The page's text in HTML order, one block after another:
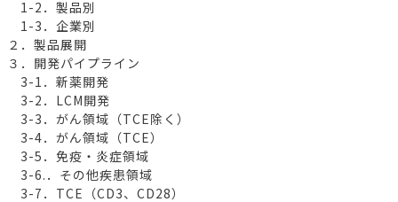
1-2．製品別
1-3．企業別
２．製品展開
３．開発パイプライン
3-1．新薬開発
3-2．LCM開発
3-3．がん領域（TCE除く）
3-4．がん領域（TCE）
3-5．免疫・炎症領域
3-6.．その他疾患領域
3-7．TCE（CD3、CD28）